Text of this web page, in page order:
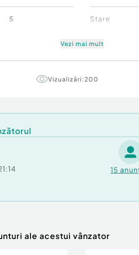
5 Stare
Vezi mai mult
Vizualizări: 200
15
ale acestui vânzator